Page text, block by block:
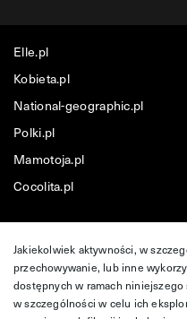
Elle.pl
Kobieta.pl
National-geographic.pl
Polki.pl
Mamotoja.pl
Cocolita.pl
Jakiekolwiek aktywności, w
przechowywanie, lub inne
dostępnych w ramach
w szczególności w celu ich